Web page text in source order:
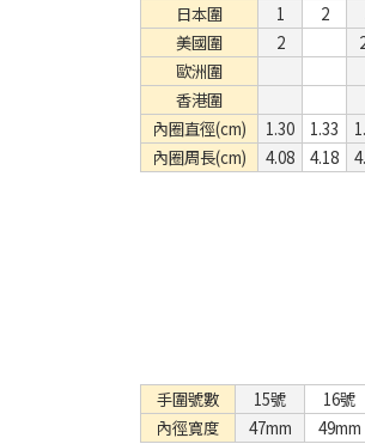
日本圍
1 2
美國圍
2
歐洲圍
香港圍
內圈直徑(cm)
1.30 1.33
內圈周長(cm)
4.08 4.18
手圍號數 15號 16號
內徑寬度
47mm 49mm